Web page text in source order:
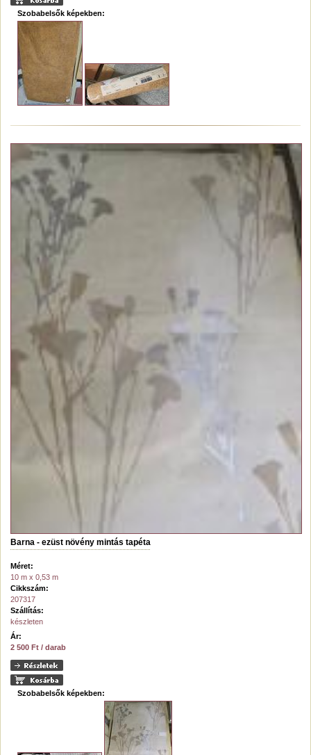
Szobabelsők képekben:
Barna - ezüst növény mintás tapéta
Méret:
10 m x 0,53 m
Cikkszám:
207317
Szállítás:
készleten
Ár:
2 500 Ft / darab
Szobabelsők képekben: